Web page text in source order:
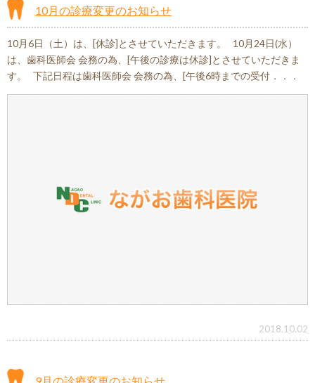
10月の診療変更のお知らせ
10月6日（土）は、[休診]とさせていただきます。 10月24日(水）
は、歯科医師会 会務の為、[午後の診療は休診]とさせていただきま
す。 下記日程は歯科医師会 会務の為、[午後6時までの受付．．．
2018.10.02